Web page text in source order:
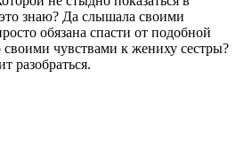
знаю? Да слышала своими
обязана спасти от подобной
чувствами к жениху сестры?
разобраться.